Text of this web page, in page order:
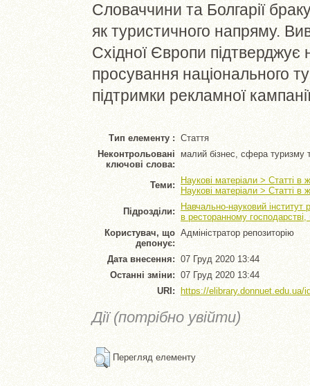
Словаччини та Болгарії
як туристичного напряму.
Східної Європи підтверджує
просування національного
підтримки рекламної
Тип елементу : Стаття
Неконтрольовані
ключові слова:
малий бізнес, сфера туризму
Теми:
Наукові матеріали > Статті в
Наукові матеріали > Статті
Підрозділи:
Навчально-науковий інститут
в ресторанному
Користувач, що
депонує:
Адміністратор репозиторію
Дата внесення: 07 Груд 2020 13:44
Останні зміни: 07 Груд 2020 13:44
URI:
https://elibrary.donnuet.edu.ua/
Дії (потрібно увійти)
Перегляд елементу